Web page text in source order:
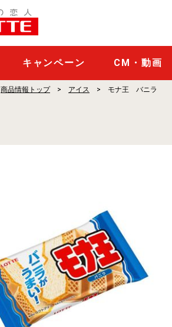
キャンペーン CM・動画
商品情報トップ アイス モナ王 バニラ